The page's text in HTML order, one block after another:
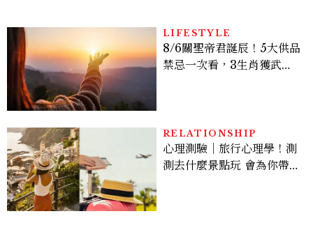
LIFESTYLE
8/6關聖帝君誕辰！5大供品
禁忌一次看，3生肖獲武財
RELATIONSHIP
心理測驗｜旅行心理學！測
測去什麼景點玩 會為你帶來